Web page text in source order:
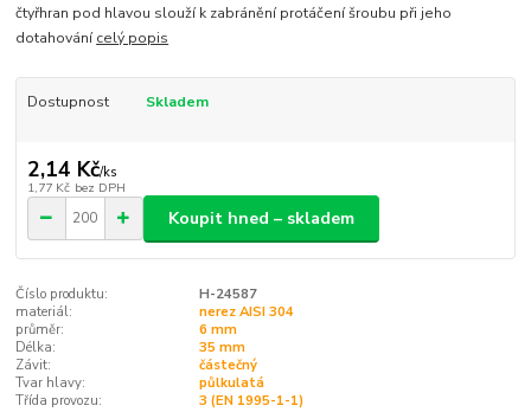
čtyřhran pod hlavou slouží k zabránění protáčení šroubu při jeho
dotahovánícelý popis
Dostupnost Skladem
2,14 Kč/ks
1,77 Kč bez DPH
Koupit hned – skladem
Číslo produktu:
H-24587
materiál:
nerez AISI 304
průměr:
6 mm
Délka:
35 mm
Závit:
částečný
Tvar hlavy:
půlkulatá
Třída provozu:
3 (EN 1995-1-1)